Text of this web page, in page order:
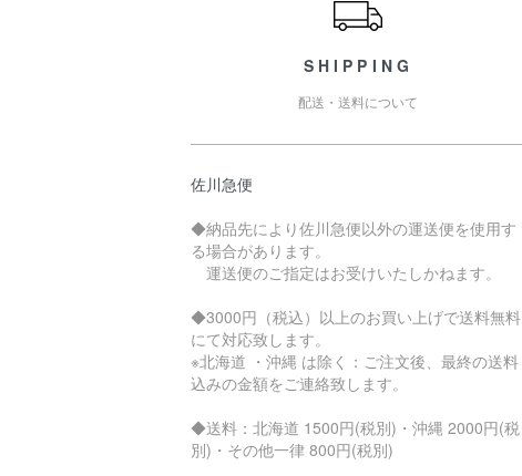
SHIPPING
配送・送料について
佐川急便
◆納品先により佐川急便以外の運送便を使用す
る場合があります。
運送便のご指定はお受けいたしかねます。
◆3000円（税込）以上のお買い上げで送料無料
にて対応致します。
※北海道 ・沖縄 は除く：ご注文後、最終の送料
込みの金額をご連絡致します。
◆送料：北海道 1500円(税別)・沖縄 2000円(税
別)・その他一律 800円(税別)